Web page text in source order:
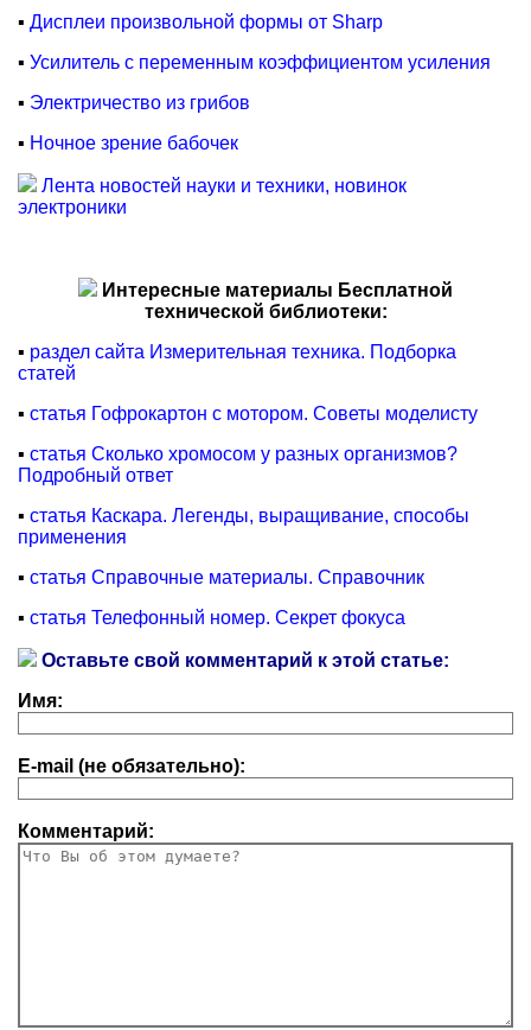
▪ Дисплеи произвольной формы от Sharp
▪ Усилитель с переменным коэффициентом усиления
▪ Электричество из грибов
▪ Ночное зрение бабочек
Лента новостей науки и техники, новинок
электроники
Интересные материалы Бесплатной
технической библиотеки:
▪ раздел сайта Измерительная техника. Подборка
статей
▪ статья Гофрокартон с мотором. Советы моделисту
▪ статья Сколько хромосом у разных организмов?
Подробный ответ
▪ статья Каскара. Легенды, выращивание, способы
применения
▪ статья Справочные материалы. Справочник
▪ статья Телефонный номер. Секрет фокуса
Оставьте свой комментарий к этой статье:
Имя:
E-mail (не обязательно):
Комментарий: